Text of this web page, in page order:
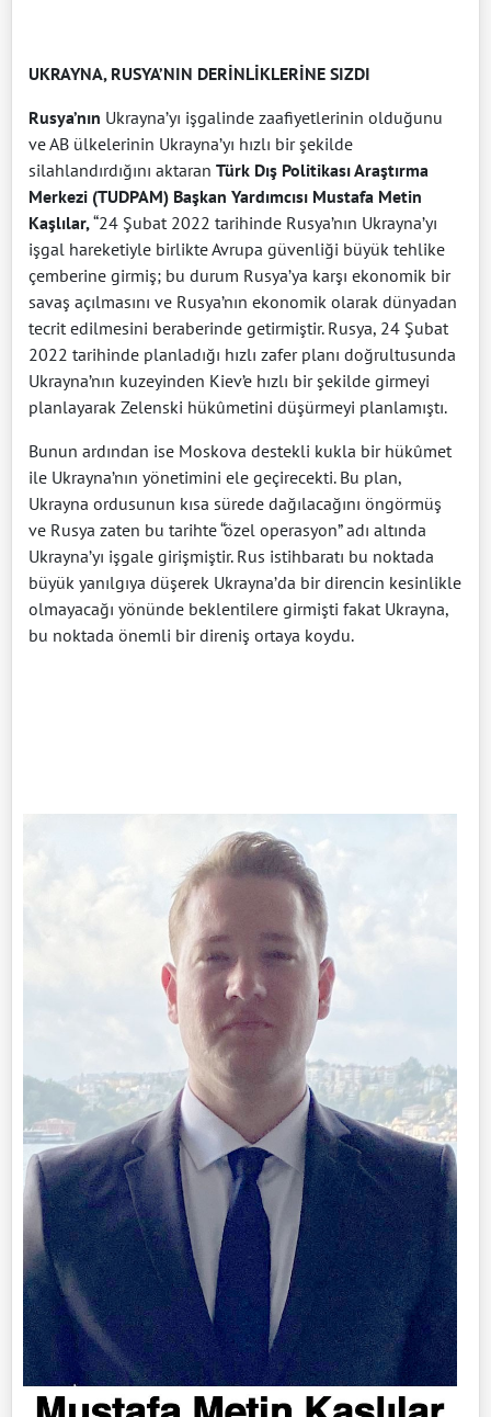
UKRAYNA, RUSYA’NIN DERİNLİKLERİNE SIZDI
Rusya’nın Ukrayna’yı işgalinde zaafiyetlerinin olduğunu
ve AB ülkelerinin Ukrayna’yı hızlı bir şekilde
silahlandırdığını aktaran Türk Dış Politikası Araştırma
Merkezi (TUDPAM) Başkan Yardımcısı Mustafa Metin
Kaşlılar,“24 Şubat 2022 tarihinde Rusya’nın Ukrayna’yı
işgal hareketiyle birlikte Avrupa güvenliği büyük tehlike
çemberine girmiş; bu durum Rusya’ya karşı ekonomik bir
savaş açılmasını ve Rusya’nın ekonomik olarak dünyadan
tecrit edilmesini beraberinde getirmiştir. Rusya, 24 Şubat
2022 tarihinde planladığı hızlı zafer planı doğrultusunda
Ukrayna’nın kuzeyinden Kiev’e hızlı bir şekilde girmeyi
planlayarak Zelenski hükûmetini düşürmeyi planlamıştı.
Bunun ardından ise Moskova destekli kukla bir hükûmet
ile Ukrayna’nın yönetimini ele geçirecekti. Bu plan,
Ukrayna ordusunun kısa sürede dağılacağını öngörmüş
ve Rusya zaten bu tarihte “özel operasyon” adı altında
Ukrayna’yı işgale girişmiştir. Rus istihbaratı bu noktada
büyük yanılgıya düşerek Ukrayna’da bir direncin kesinlikle
olmayacağı yönünde beklentilere girmişti fakat Ukrayna,
bu noktada önemli bir direniş ortaya koydu.